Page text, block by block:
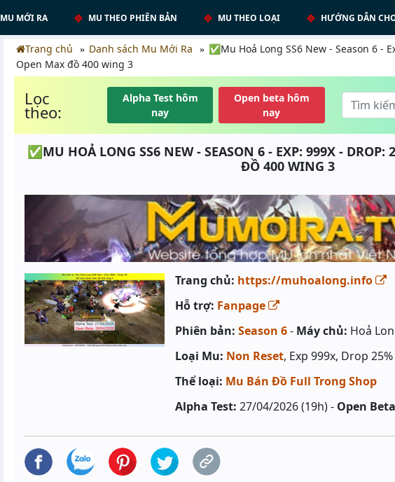
MU MỚI RA MU THEO PHIÊN BẢN MU THEO LOẠI HƯỚNG DẪN
Trang chủ Danh sách Mu Mới Ra
✅Mu Hoả Long SS6 New - Season 6 -
Open Max đồ 400 wing 3
Lọc
theo:
Alpha Test hôm
nay
Open beta hôm
nay
✅MU HOẢ LONG SS6 NEW - SEASON 6 - EXP: 999X - DROP:
ĐỒ 400 WING 3
Trang chủ: https://muhoalong.info
Hỗ trợ: Fanpage
Phiên bản: Season 6- Máy chủ: Hoả
Loại Mu: Non Reset, Exp 999x, Drop 25%
Thể loại: Mu Bán Đồ Full Trong Shop
Alpha Test: 27/04/2026 (19h) - Open